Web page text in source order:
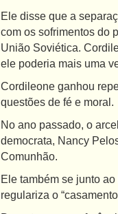
Ele disse que a
com os sofrimentos do
União Soviética.
ele poderia mais uma
Cordileone ganhou
questões de fé e moral.
No ano passado, o
democrata, Nancy
Comunhão.
Ele também se junto
regulariza o